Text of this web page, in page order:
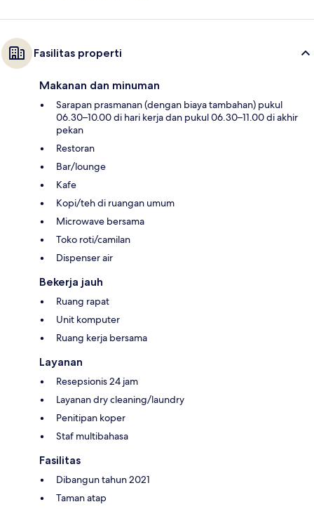
Fasilitas properti
Makanan dan minuman
Sarapan prasmanan (dengan biaya tambahan) pukul
06.30–10.00 di hari kerja dan pukul 06.30–11.00 di akhir
pekan
Restoran
Bar/lounge
Kafe
Kopi/teh di ruangan umum
Microwave bersama
Toko roti/camilan
Dispenser air
Bekerja jauh
Ruang rapat
Unit komputer
Ruang kerja bersama
Layanan
Resepsionis 24 jam
Layanan dry cleaning/laundry
Penitipan koper
Staf multibahasa
Fasilitas
Dibangun tahun 2021
Taman atap